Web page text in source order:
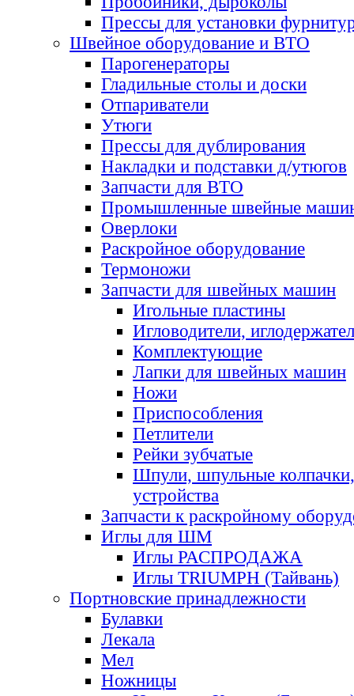
Прессы для установки
Швейное оборудование и ВТО
Парогенераторы
Гладильные столы и доски
Отпариватели
Утюги
Прессы для дублирования
Накладки и подставки д/утюгов
Запчасти для ВТО
Промышленные швейные
Оверлоки
Раскройное оборудование
Термоножи
Запчасти для швейных машин
Игольные пластины
Игловодители,
Комплектующие
Лапки для швейных машин
Ножи
Приспособления
Петлители
Рейки зубчатые
Шпули, шпульные
устройства
Запчасти к раскройному
Иглы для ШМ
Иглы РАСПРОДАЖА
Иглы TRIUMPH (Тайвань)
Портновские принадлежности
Булавки
Лекала
Мел
Ножницы